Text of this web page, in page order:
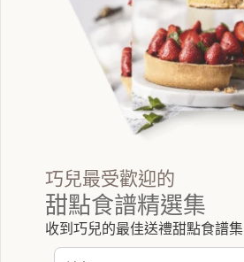
巧兒最受歡迎的
甜點食譜精選集
收到巧兒的最佳送禮甜點食譜集